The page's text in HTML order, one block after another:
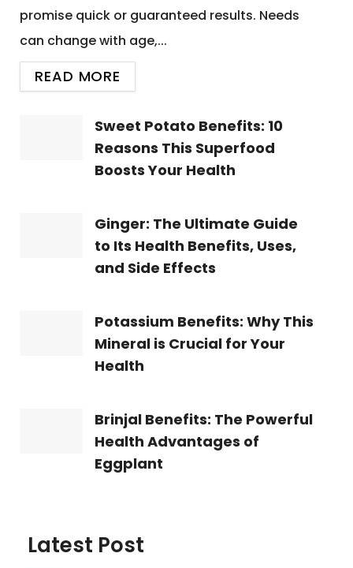
promise quick or guaranteed results. Needs
can change with age,...
READ MORE
Sweet Potato Benefits: 10
Reasons This Superfood
Boosts Your Health
Ginger: The Ultimate Guide
to Its Health Benefits, Uses,
and Side Effects
Potassium Benefits: Why This
Mineral is Crucial for Your
Health
Brinjal Benefits: The Powerful
Health Advantages of
Eggplant
Latest Post